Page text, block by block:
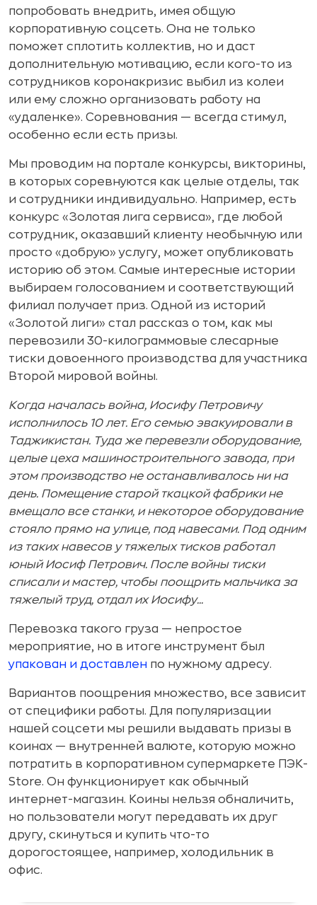
попробовать внедрить, имея общую
корпоративную соцсеть. Она не только
поможет сплотить коллектив, но и даст
дополнительную мотивацию, если кого-то из
сотрудников коронакризис выбил из колеи
или ему сложно организовать работу на
«удаленке». Соревнования — всегда стимул,
особенно если есть призы.
Мы проводим на портале конкурсы, викторины,
в которых соревнуются как целые отделы, так
и сотрудники индивидуально. Например, есть
конкурс «Золотая лига сервиса», где любой
сотрудник, оказавший клиенту необычную или
просто «добрую» услугу, может опубликовать
историю об этом. Самые интересные истории
выбираем голосованием и соответствующий
филиал получает приз. Одной из историй
«Золотой лиги» стал рассказ о том, как мы
перевозили 30-килограммовые слесарные
тиски довоенного производства для участника
Второй мировой войны.
Когда началась война, Иосифу Петровичу
исполнилось 10 лет. Его семью эвакуировали в
Таджикистан. Туда же перевезли оборудование,
целые цеха машиностроительного завода, при
этом производство не останавливалось ни на
день. Помещение старой ткацкой фабрики не
вмещало все станки, и некоторое оборудование
стояло прямо на улице, под навесами. Под одним
из таких навесов у тяжелых тисков работал
юный Иосиф Петрович. После войны тиски
списали и мастер, чтобы поощрить мальчика за
тяжелый труд, отдал их Иосифу...
Перевозка такого груза — непростое
мероприятие, но в итоге инструмент был
упакован и доставлен по нужному адресу.
Вариантов поощрения множество, все зависит
от специфики работы. Для популяризации
нашей соцсети мы решили выдавать призы в
коинах — внутренней валюте, которую можно
потратить в корпоративном супермаркете ПЭК-
Store. Он функционирует как обычный
интернет-магазин. Коины нельзя обналичить,
но пользователи могут передавать их друг
другу, скинуться и купить что-то
дорогостоящее, например, холодильник в
офис.